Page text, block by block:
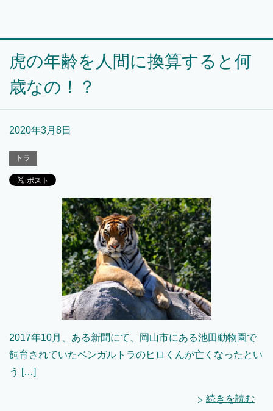
虎の年齢を人間に換算すると何
歳なの！？
2020年3月8日
トラ
2017年10月、ある新聞にて、岡山市にある池田動物園で
飼育されていたベンガルトラのヒロくんが亡くなったとい
う […]
続きを読む